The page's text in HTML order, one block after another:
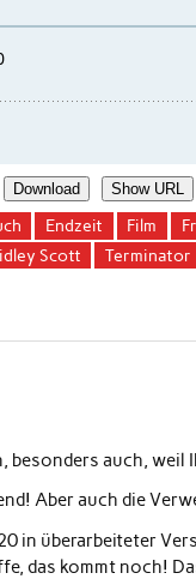
Download Show URL
Endzeit Film
Scott Terminator
besonders auch,
Aber auch die
in überarbeiteter
das kommt noch!